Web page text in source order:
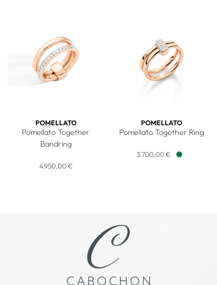
POMELLATO
Pomellato Together
Bandring
Pomellato Pomellato Together Bandring, Ref:
4.950,00 €
POMELLATO
Pomellato Together Ring
3.700,00 €